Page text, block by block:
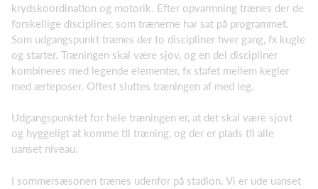
krydskoordination og motorik. Efter opvarmning trænes der de
forskellige discipliner, som trænerne har sat på programmet.
Som udgangspunkt trænes der to discipliner hver gang, fx kugle
og starter. Træningen skal være sjov, og en del discipliner
kombineres med legende elementer, fx stafet mellem kegler
med ærteposer. Oftest sluttes træningen af med leg.
Udgangspunktet for hele træningen er, at det skal være sjovt
og hyggeligt at komme til træning, og der er plads til alle
uanset niveau.
I sommersæsonen trænes udenfor på stadion. Vi er ude uanset